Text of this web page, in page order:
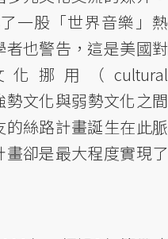
一股「世界音樂」熱
也警告，這是美國對
挪用（cultural
文化與弱勢文化之間
絲路計畫誕生在此脈
卻是最大程度實現了